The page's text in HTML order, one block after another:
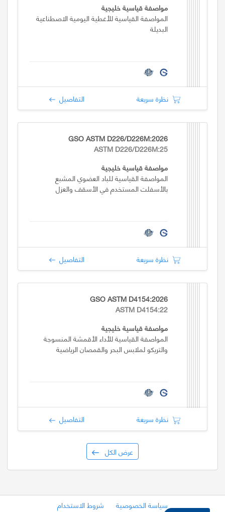
مواصفة قياسية خليجية
المواصفة القياسية للأغطية اليومية الاصطناعية
البديلة
نظرة سريعة التفاصيل
GSO ASTM D226/D226M:2026
ASTM D226/D226M:25
مواصفة قياسية خليجية
المواصفة القياسية للباد العضوي المشبع
بالأسفلت المستخدم في الأسقف والعزل
نظرة سريعة التفاصيل
GSO ASTM D4154:2026
ASTM D4154:22
مواصفة قياسية خليجية
المواصفة القياسية للأداء الأقمشة المنسوجة
والتريكو لملابس البحر والقمصان الرياضية
نظرة سريعة التفاصيل
عرض الكل
سياسة الخصوصية شروط الاستخدام